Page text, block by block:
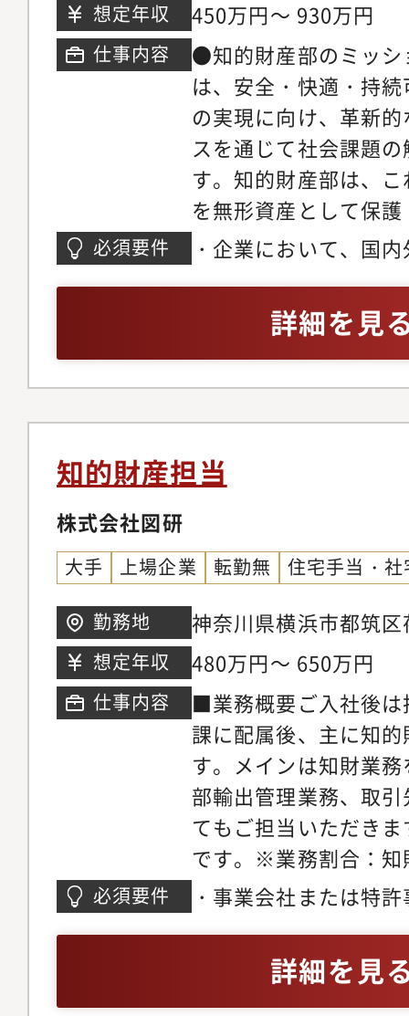
る姿勢を大切にして
する前向きな風土が
と協働が両立した働
キャリアパス本人の
の幅を段階的に広げ
あります。入社後は
財渉外実務の経験を
交渉・係争対応に即
き、その後は、知財
ソーシアム活動への
や著作権ライセンス
を広げていくことも
トフォリオ構築に向
この仕事を通じて得
務の“全体像”を俯瞰
知財運営の基盤構築
の知的財産部門の全
の流れを理解する力
画・運営を「仕組み
費用計画、データ管
データ × オペレー
務経験を習得できま
化の推進スキル「知
をリードする役割」
ツール活用、DX化な
す。●職場の雰囲気テ
柔軟に選べる環境が
の考えを尊重しなが
さがあります。また
する姿勢を大切にし
援する前向きな風土
性と協働が両立した
キャリアパス本人の
の幅を段階的に広げ
あります。入社後は
財管理実務の経験を
セスの可視化に取り
能です。その後は、
へと広げたり、知財
などの新たな活動に
を支える中核人材と
しての活躍も期待さ
想定年収 450万円～ 930万円
仕事内容
●知的財産部のミッシ
は、安全・快適・持
の実現に向け、革新
スを通じて社会課題
す。知的財産部は、
を無形資産として保
の強化と企業価値の
または事業分野（主
術）において、・グ
許の出願、権利化・
利活用、維持及びポ
社・他社の特許およ
析・上記分析に基づ
知財戦略の策定・推
構築を通じて、PAS
新規事業の創出に、
を期待します。●具体
バル競争力のある特
築・発明の発掘、出
庁からの拒絶理由に
利活用2. 自社・他社
調査・分析 ・調査方
施、他社権利の評価
動した知財戦略の策
業部と連携し、製品
まえた知財戦略の立
立SDV（Software
めとする車載ソフト
必須要件
・企業において、国
の円滑なコミュニケ
詳細を見
知的財産担当
株式会社図研
大手 上場企業 転勤無 住宅手当・
勤務地 神奈川県横浜市都筑
想定年収 480万円～ 650万円
仕事内容
■業務概要ご入社後は
課に配属後、主に知
す。メインは知財業
部輸出管理業務、取
てもご担当いただき
です。※業務割合：知
割：その他業務2割：
財産権業務において
や特許クリアランス
必須要件
・事業会社または特
詳細を見